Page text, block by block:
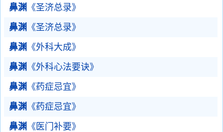
鼻渊 《圣济总录》
鼻渊 《圣济总录》
鼻渊 《外科大成》
鼻渊 《外科心法要诀》
鼻渊 《药症忌宜》
鼻渊 《药症忌宜》
鼻渊 《医门补要》